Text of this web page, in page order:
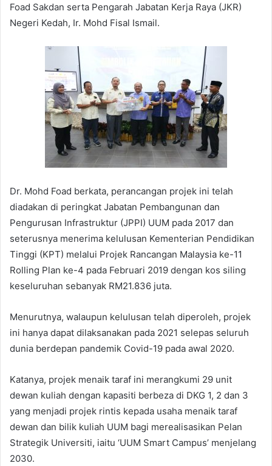
Foad Sakdan serta Pengarah Jabatan Kerja Raya (JKR)
Negeri Kedah, Ir. Mohd Fisal Ismail.
Dr. Mohd Foad berkata, perancangan projek ini telah
diadakan di peringkat Jabatan Pembangunan dan
Pengurusan Infrastruktur (JPPI) UUM pada 2017 dan
seterusnya menerima kelulusan Kementerian Pendidikan
Tinggi (KPT) melalui Projek Rancangan Malaysia ke-11
Rolling Plan ke-4 pada Februari 2019 dengan kos siling
keseluruhan sebanyak RM21.836 juta.
Menurutnya, walaupun kelulusan telah diperoleh, projek
ini hanya dapat dilaksanakan pada 2021 selepas seluruh
dunia berdepan pandemik Covid-19 pada awal 2020.
Katanya, projek menaik taraf ini merangkumi 29 unit
dewan kuliah dengan kapasiti berbeza di DKG 1, 2 dan 3
yang menjadi projek rintis kepada usaha menaik taraf
dewan dan bilik kuliah UUM bagi merealisasikan Pelan
Strategik Universiti, iaitu ‘UUM Smart Campus’ menjelang
2030.